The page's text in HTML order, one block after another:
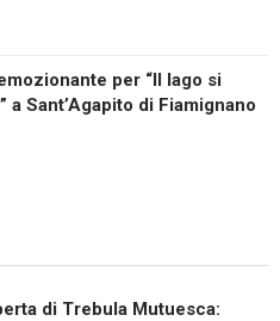
per “Il lago si
a Sant’Agapito di Fiamignano
di Trebula Mutuesca: